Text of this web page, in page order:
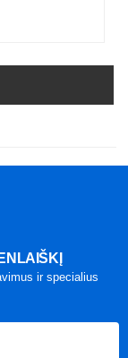
ir specialius